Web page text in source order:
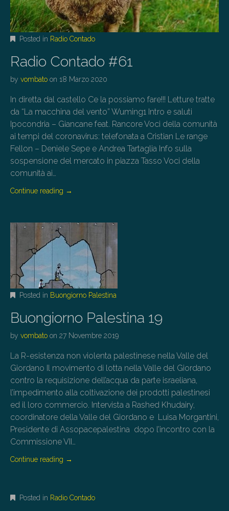
Posted in Radio Contado
Radio Contado #61
by vombato on 18 Marzo 2020
In diretta dal castello Ce la possiamo fare!!! Letture tratte
da “La macchina del vento” Wuming1 Intro e saluti
Ipocondria – Giancane feat. Rancore Voci della comunità
ai tempi del coronavirus: telefonata a Cristian Le range
Fellon – Deniele Sepe e Andrea Tartaglia Info sulla
sospensione del mercato in piazza Tasso Voci della
comunità ai…
Continue reading →
Posted in Buongiorno Palestina
Buongiorno Palestina 19
by vombato on 27 Novembre 2019
La R-esistenza non violenta palestinese nella Valle del
Giordano Il movimento di lotta nella Valle del Giordano
contro la requisizione dell’acqua da parte israeliana,
l’impedimento alla coltivazione dei prodotti palestinesi
ed il loro commercio. Intervista a Rashed Khudairy,
coordinatore della Valle del Giordano e Luisa Morgantini,
Presidente di Assopacepalestina dopo l’incontro con la
Commissione VII…
Continue reading →
Posted in Radio Contado